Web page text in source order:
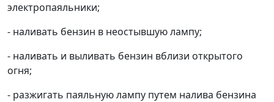
электропаяльники;
- наливать бензин в неостывшую лампу;
- наливать и выливать бензин вблизи открытого
огня;
- разжигать паяльную лампу путем налива бензина